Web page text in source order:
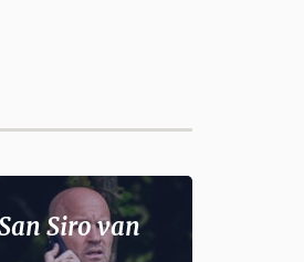
Siro van